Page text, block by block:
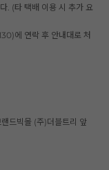
. (타 택배 이용 시 추가 요
에 연락 후 안내대로 처
드빅몰 (주)더블트리 앞